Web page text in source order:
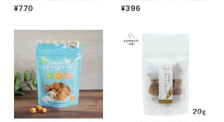
【目＆涙ケア (ビルベリー)】シル
クフル
¥770
(いちご､ブルーベリー､クランベ
リー)OCファーム
¥396